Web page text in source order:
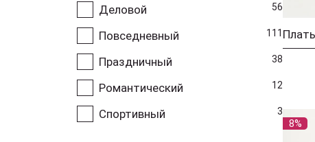
Деловой 56
Повседневный 111
Праздничный 38
Романтический 12
Спортивный 3
8%